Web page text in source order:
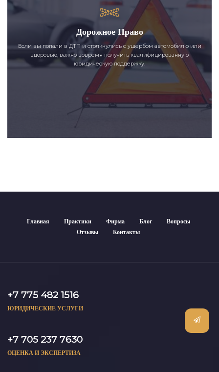
Дорожное Право
Если вы попали в ДТП и столкнулись с ущербом автомобилю или
здоровью, важно вовремя получить квалифицированную
юридическую поддержку.
Главная Практики Фирма Блог
Вопросы
Отзывы
Контакты
+7 775 482 1516
ЮРИДИЧЕСКИЕ УСЛУГИ
+7 705 237 7630
ОЦЕНКА И ЭКСПЕРТИЗА